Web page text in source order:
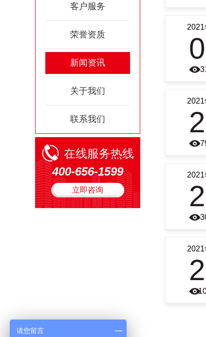
客户服务
荣誉资质
新闻资讯
关于我们
联系我们
在线服务热线
400-656-1599
立即咨询
2021
2021
2021
2021
请您留言